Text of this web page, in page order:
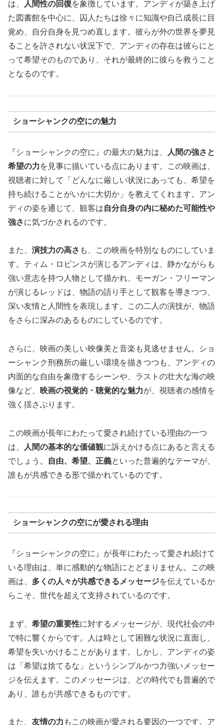
は、
人間性の回復を象徴しています。アンディが築き上げ
た図書館を中心に、囚人たちは徐々に知識や自己成長に目
覚め、自分自身を見つめ直します。彼らが外の世界を夢見
ることを許されない状況下で、アンディの存在は彼らにと
って希望そのものであり、それが最終的に彼らを救うこと
となるのです。
ショーシャンクの空にの魅力
『ショーシャンクの空に』の最大の魅力は、
人間の強さと
希望の力を見事に描いている点にあります。この映画は、
視聴者に対して「どんなに厳しい状況にあっても、希望を
持ち続けることがいかに大切か」を教えてくれます。アン
ディの姿を通じて、観客は自分自身の内に秘めた可能性や
強さに気づかされるのです。
また、 演技力の高さ も、この映画を特別なものにしていま
す。ティム・ロビンスが演じるアンディは、静かながらも
強い意志を持つ人物として描かれ、モーガン・フリーマン
が演じるレッドは、物語の語り手として観客を導きつつ、
深い友情と人間性を表現します。この二人の演技が、物語
をさらに深みのあるものにしているのです。
さらに、映画の美しい映像美と音楽も見逃せません。ショ
ーシャンク刑務所の厳しい環境を描きつつも、アンディの
内面的な自由を象徴するシーンや、ラストの壮大な海の映
像など、
映画の視覚的・聴覚的な魅力が、視聴者の感情を
強く揺さぶります。
この映画が長年にわたって愛され続けている理由の一つ
は、
人間の基本的な価値観に訴えかける点にあると言える
でしょう。
自由、希望、正義といった普遍的なテーマが、
誰もが共感できる形で描かれているのです。
ショーシャンクの空にが愛される理由
『ショーシャンクの空に』が長年にわたって愛され続けて
いる理由は、単に感動的な物語にとどまりません。この映
画は、 多くの人々が共感できるメッセージを伝えているか
らこそ、世代を超えて支持されているのです。
まず、 希望の重要性に対するメッセージが、現代社会の中
で特に響くからです。人は時として困難な状況に直面し、
希望を失いかけることがあります。しかし、アンディの姿
は「希望は捨てるな」というシンプルかつ力強いメッセー
ジを伝えます。このメッセージは、どの時代でも普遍的で
あり、誰もが共感できるものです。
また、 友情の力 もこの映画が愛される要因の一つです。ア